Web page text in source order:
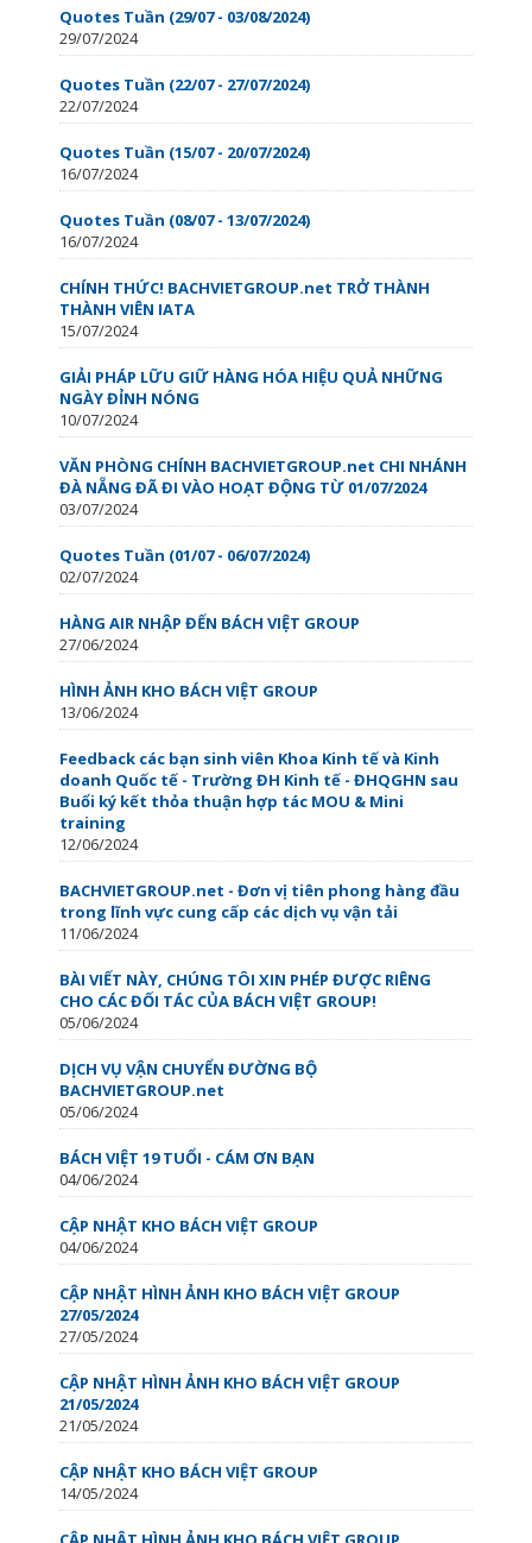
Quotes Tuần (29/07 - 03/08/2024)
29/07/2024
Quotes Tuần (22/07 - 27/07/2024)
22/07/2024
Quotes Tuần (15/07 - 20/07/2024)
16/07/2024
Quotes Tuần (08/07 - 13/07/2024)
16/07/2024
CHÍNH THỨC! BACHVIETGROUP.net TRỞ THÀNH
THÀNH VIÊN IATA
15/07/2024
GIẢI PHÁP LỮU GIỮ HÀNG HÓA HIỆU QUẢ NHỮNG
NGÀY ĐỈNH NÓNG
10/07/2024
VĂN PHÒNG CHÍNH BACHVIETGROUP.net CHI NHÁNH
ĐÀ NẴNG ĐÃ ĐI VÀO HOẠT ĐỘNG TỪ 01/07/2024
03/07/2024
Quotes Tuần (01/07 - 06/07/2024)
02/07/2024
HÀNG AIR NHẬP ĐẾN BÁCH VIỆT GROUP
27/06/2024
HÌNH ẢNH KHO BÁCH VIỆT GROUP
13/06/2024
Feedback các bạn sinh viên Khoa Kinh tế và Kinh
doanh Quốc tế - Trường ĐH Kinh tế - ĐHQGHN sau
Buổi ký kết thỏa thuận hợp tác MOU & Mini
training
12/06/2024
BACHVIETGROUP.net - Đơn vị tiên phong hàng đầu
trong lĩnh vực cung cấp các dịch vụ vận tải
11/06/2024
BÀI VIẾT NÀY, CHÚNG TÔI XIN PHÉP ĐƯỢC RIÊNG
CHO CÁC ĐỐI TÁC CỦA BÁCH VIỆT GROUP!
05/06/2024
DỊCH VỤ VẬN CHUYỂN ĐƯỜNG BỘ
BACHVIETGROUP.net
05/06/2024
BÁCH VIỆT 19 TUỔI - CÁM ƠN BẠN
04/06/2024
CẬP NHẬT KHO BÁCH VIỆT GROUP
04/06/2024
CẬP NHẬT HÌNH ẢNH KHO BÁCH VIỆT GROUP
27/05/2024
27/05/2024
CẬP NHẬT HÌNH ẢNH KHO BÁCH VIỆT GROUP
21/05/2024
21/05/2024
CẬP NHẬT KHO BÁCH VIỆT GROUP
14/05/2024